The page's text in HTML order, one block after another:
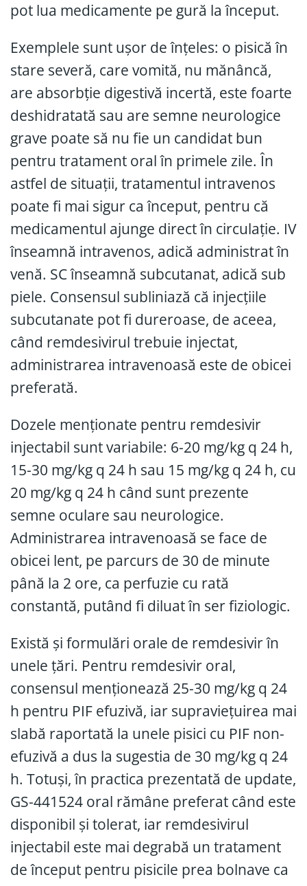
pot lua medicamente pe gură la început.
Exemplele sunt ușor de înțeles: o pisică în
stare severă, care vomită, nu mănâncă,
are absorbție digestivă incertă, este foarte
deshidratată sau are semne neurologice
grave poate să nu fie un candidat bun
pentru tratament oral în primele zile. În
astfel de situații, tratamentul intravenos
poate fi mai sigur ca început, pentru că
medicamentul ajunge direct în circulație. IV
înseamnă intravenos, adică administrat în
venă. SC înseamnă subcutanat, adică sub
piele. Consensul subliniază că injecțiile
subcutanate pot fi dureroase, de aceea,
când remdesivirul trebuie injectat,
administrarea intravenoasă este de obicei
preferată.
Dozele menționate pentru remdesivir
injectabil sunt variabile: 6-20 mg/kg q 24 h,
15-30 mg/kg q 24 h sau 15 mg/kg q 24 h, cu
20 mg/kg q 24 h când sunt prezente
semne oculare sau neurologice.
Administrarea intravenoasă se face de
obicei lent, pe parcurs de 30 de minute
până la 2 ore, ca perfuzie cu rată
constantă, putând fi diluat în ser fiziologic.
Există și formulări orale de remdesivir în
unele țări. Pentru remdesivir oral,
consensul menționează 25-30 mg/kg q 24
h pentru PIF efuzivă, iar supraviețuirea mai
slabă raportată la unele pisici cu PIF non-
efuzivă a dus la sugestia de 30 mg/kg q 24
h. Totuși, în practica prezentată de update,
GS-441524 oral rămâne preferat când este
disponibil și tolerat, iar remdesivirul
injectabil este mai degrabă un tratament
de început pentru pisicile prea bolnave ca